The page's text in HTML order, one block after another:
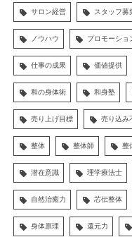
サロン経営 スタッフ募
ノウハウ プロモーショ
仕事の成果 価値提供
和の身体術 和身塾
売り上げ目標 売り込み
整体 整体師 整
潜在意識 理学療法士
自然治癒力 芯伝整体
身体原理 還元力